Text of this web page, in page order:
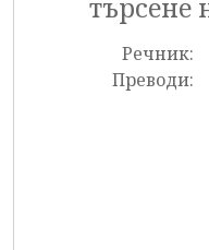
търсене
Речник:
Преводи: